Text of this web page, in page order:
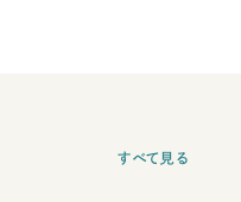
すべて見る